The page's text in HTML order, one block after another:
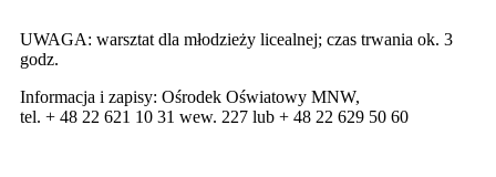
UWAGA: warsztat dla młodzieży licealnej; czas trwania ok. 3
godz.
Informacja i zapisy: Ośrodek Oświatowy MNW,
tel. + 48 22 621 10 31 wew. 227 lub + 48 22 629 50 60